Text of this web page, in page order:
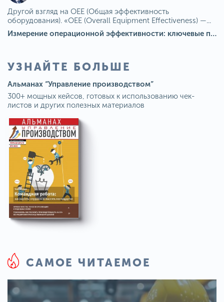
Другой взгляд на OEE (Общая эффективность
оборудования). «OEE (Overall Equipment Effectiveness) —...
Измерение операционной эффективности: ключевые показатели для непрерывного совершенствования
УЗНАЙТЕ БОЛЬШЕ
Альманах “Управление производством”
300+ мощных кейсов, готовых к использованию чек-
листов и других полезных материалов
САМОЕ ЧИТАЕМОЕ